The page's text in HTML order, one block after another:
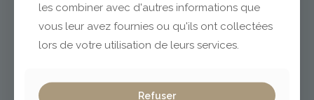
les combiner avec d'autres informations que
vous leur avez fournies ou qu'ils ont collectées
lors de votre utilisation de leurs services.
Refuser